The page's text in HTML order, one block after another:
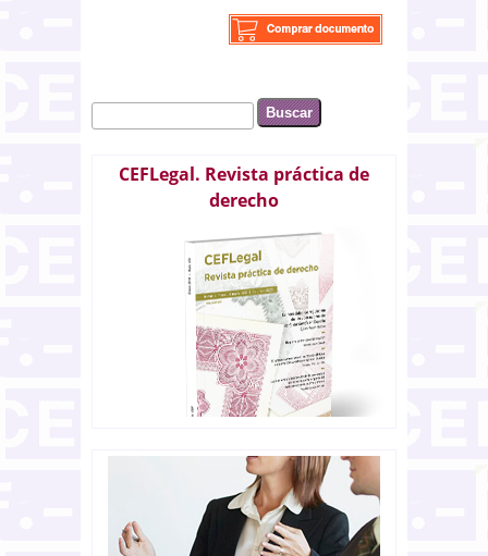
Formulario de búsqueda
Buscar
CEFLegal. Revista práctica de
derecho